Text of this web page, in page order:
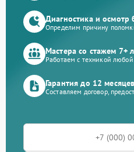
Диагностика и осмотр
Определим причину
Мастера со стажем 7+
Работаем с техникой любой
Гарантия до 12 месяцев
Составляем договор,